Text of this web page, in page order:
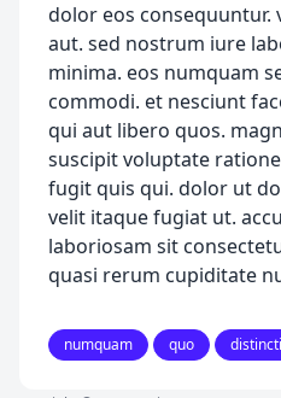
dolor eos
aut. sed nostrum iure
minima. eos numquam
commodi. et nesciunt
qui aut libero quos.
suscipit voluptate
fugit quis qui. dolor ut
velit itaque fugiat ut.
laboriosam sit
quasi rerum cupiditate
numquam quo